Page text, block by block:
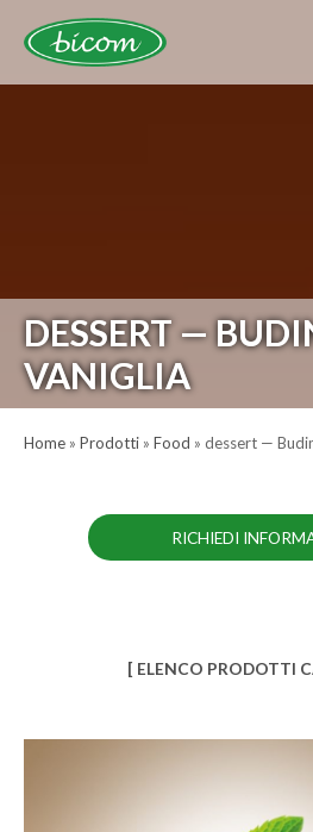
contenuto
DESSERT —
VANIGLIA
Home » Prodotti » Food » dessert —
RICHIEDI
[ ELENCO PRODOTTI